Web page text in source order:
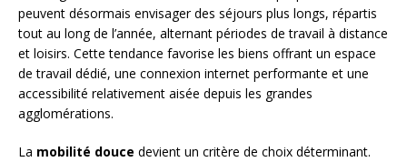
peuvent désormais envisager des séjours plus longs, répartis
tout au long de l’année, alternant périodes de travail à distance
et loisirs. Cette tendance favorise les biens offrant un espace
de travail dédié, une connexion internet performante et une
accessibilité relativement aisée depuis les grandes
agglomérations.
La mobilité douce devient un critère de choix déterminant.